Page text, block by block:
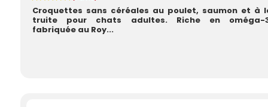
Croquettes sans céréales au poulet, saumon et à
truite pour chats adultes. Riche en oméga-
fabriquée au Roy...